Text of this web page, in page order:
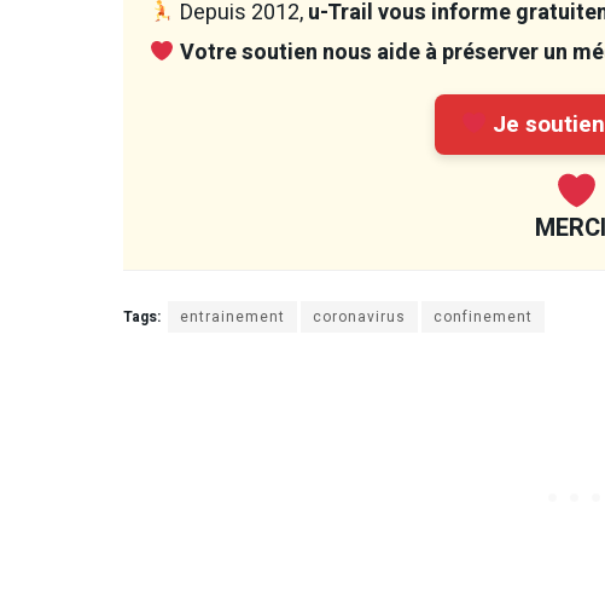
Depuis 2012,u-Trail vous informe
Votre soutien nous aide à préserver un
Je
Tags: entrainement coronavirus confinement